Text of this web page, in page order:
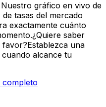
gráfico en vivo de
tasas del mercado
exactamente cuánto
saber
una
alcance tu